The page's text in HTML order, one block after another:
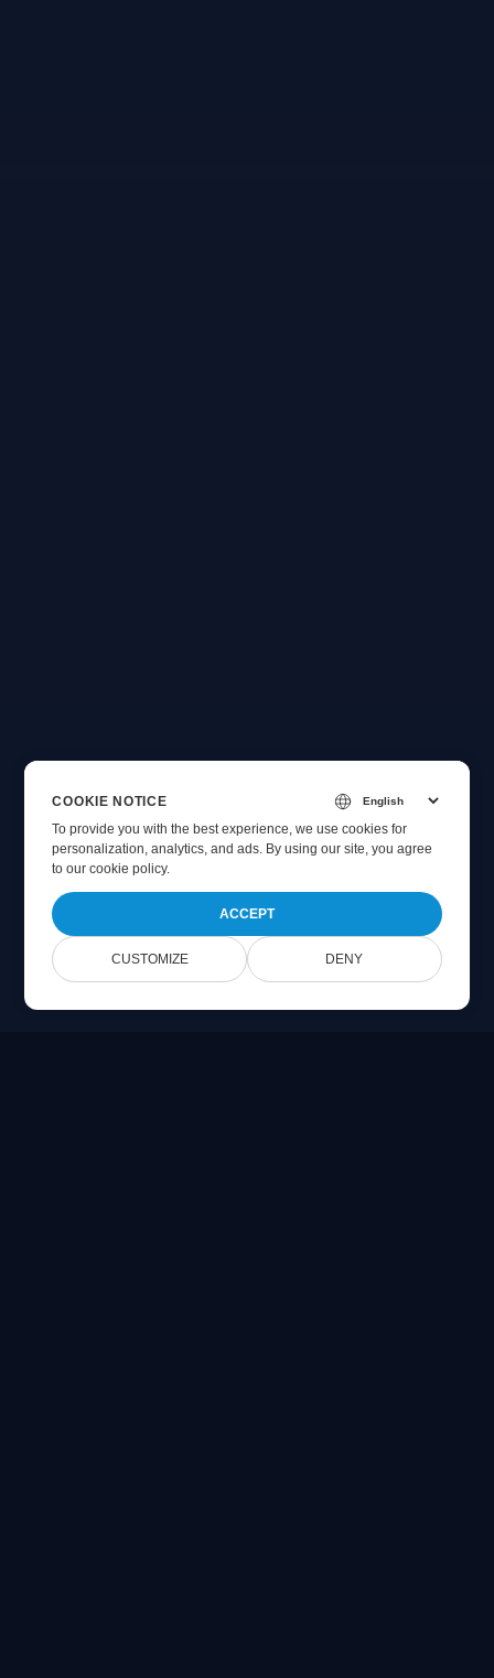
COOKIE NOTICE
To provide you with the best experience, we use cookies for
personalization, analytics, and ads. By using our site, you agree
toour cookie policy.
ACCEPT
CUSTOMIZE DENY